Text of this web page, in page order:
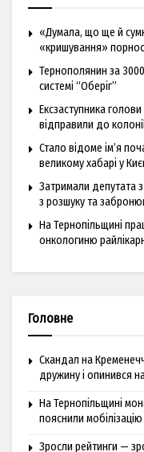
«Думала, що ще й
«кришування»
Тернополянин за
системі “Оберіг”
Ексзаступника
відправили до
Стало відоме ім’я
великому хабарі у
Затримали депутата
з розшуку та
На Тернопільщині
онкологиню
Головне
Скандал на
дружину і опинився
На Тернопільщині
пояснили
Зросли рейтинги —